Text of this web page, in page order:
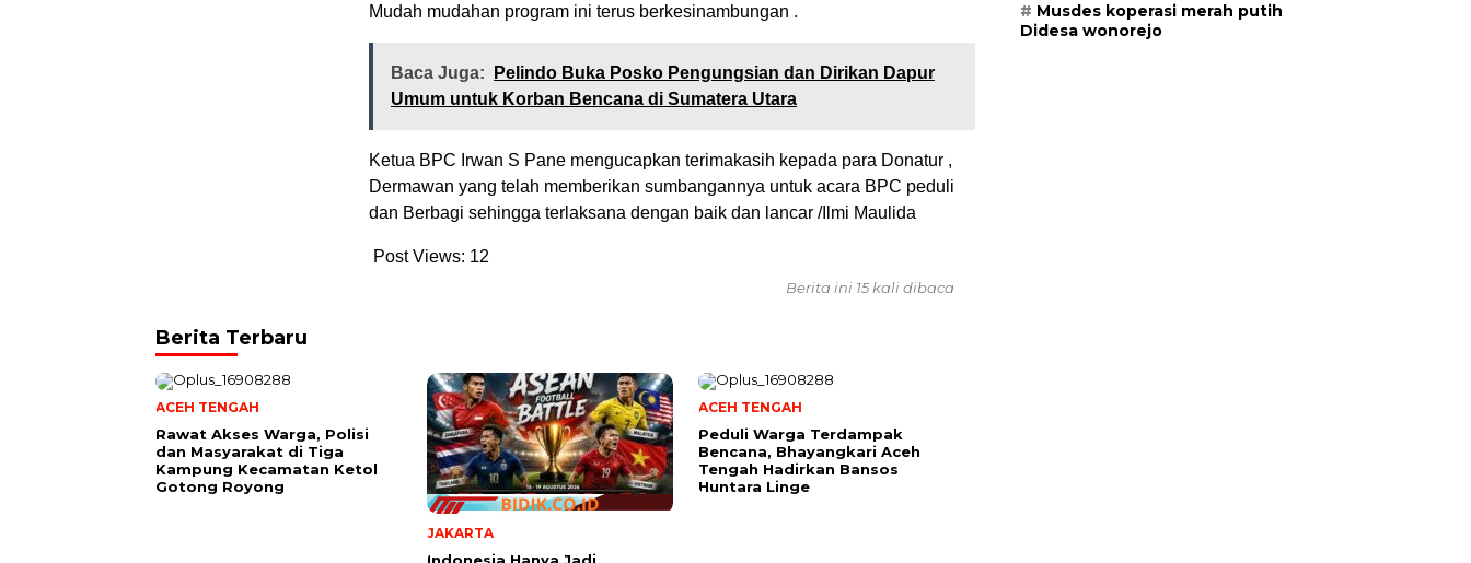
Mudah mudahan program ini terus berkesinambungan .
Baca Juga:
Pelindo Buka Posko Pengungsian dan Dirikan Dapur
Umum untuk Korban Bencana di Sumatera Utara
Ketua BPC Irwan S Pane mengucapkan terimakasih kepada para Donatur ,
Dermawan yang telah memberikan sumbangannya untuk acara BPC peduli
dan Berbagi sehingga terlaksana dengan baik dan lancar /Ilmi Maulida
Post Views: 12
Berita ini 15 kali dibaca
Berita Terbaru
ACEH TENGAH
Rawat Akses Warga, Polisi
dan Masyarakat di Tiga
Kampung Kecamatan Ketol
Gotong Royong
JAKARTA
ACEH TENGAH
Peduli Warga Terdampak
Bencana, Bhayangkari Aceh
Tengah Hadirkan Bansos
Huntara Linge
Musdes koperasi merah putih
Didesa wonorejo